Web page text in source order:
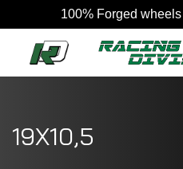
100% Forged
19X10,5